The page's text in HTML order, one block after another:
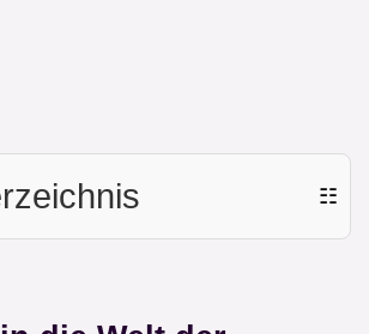
☷